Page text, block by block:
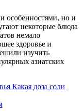
особенностями, но и
некоторые блюда
немало
здоровье и
изучить
азиатских
Какая доза соли